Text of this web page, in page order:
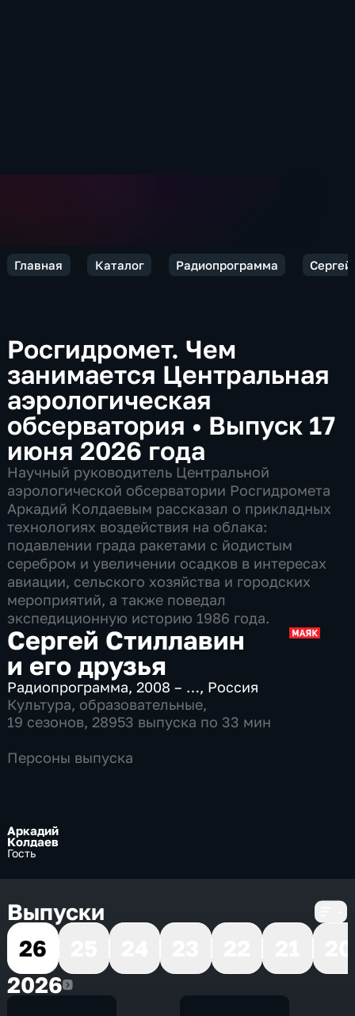
Главная Каталог Радиопрограмма Сергей
Росгидромет. Чем
занимается Центральная
аэрологическая
обсерватория • Выпуск 17
июня 2026 года
Научный руководитель Центральной
аэрологической обсерватории Росгидромета
Аркадий Колдаевым рассказал о прикладных
технологиях воздействия на облака:
подавлении града ракетами с йодистым
серебром и увеличении осадков в интересах
авиации, сельского хозяйства и городских
мероприятий, а также поведал
экспедиционную историю 1986 года.
Сергей Стиллавин
и его друзья
Радиопрограмма,2008 – …, Россия
Культура, образовательные,
19 сезонов, 28953 выпуска по 33 мин
Персоны выпуска
Аркадий
Колдаев
Гость
Выпуски
26
20262026